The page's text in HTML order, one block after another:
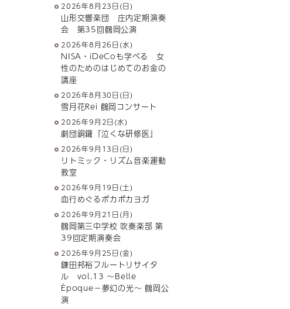
2026年8月23日(日)
山形交響楽団 庄内定期演奏
会 第35回鶴岡公演
2026年8月26日(水)
NISA・iDeCoも学べる 女
性のためのはじめてのお金の
講座
2026年8月30日(日)
雪月花Rei 鶴岡コンサート
2026年9月2日(水)
劇団銅鑼『泣くな研修医』
2026年9月13日(日)
リトミック・リズム音楽運動
教室
2026年9月19日(土)
血行めぐるポカポカヨガ
2026年9月21日(月)
鶴岡第三中学校 吹奏楽部 第
39回定期演奏会
2026年9月25日(金)
鎌田邦裕フルートリサイタ
ル vol.13 ～Belle
Époque－夢幻の光～ 鶴岡公
演